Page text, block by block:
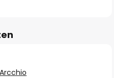
Arcchio